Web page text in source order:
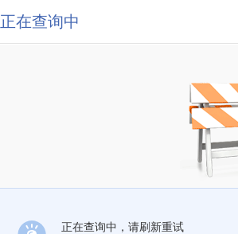
正在查询中
正在查询中，请刷新重试